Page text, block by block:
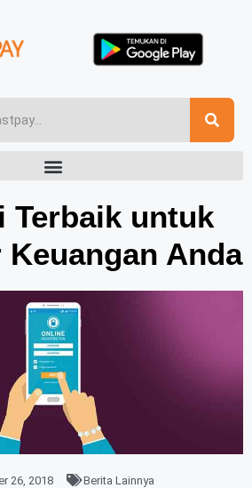
Terbaik untuk
Keuangan Anda
26, 2018 Berita Lainnya